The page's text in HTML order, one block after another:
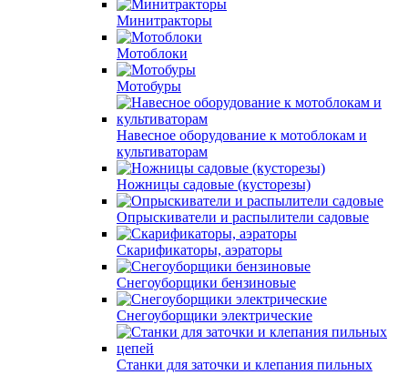
Минитракторы
Мотоблоки
Мотобуры
Навесное оборудование к мотоблокам и
культиваторам
Ножницы садовые (кусторезы)
Опрыскиватели и распылители садовые
Скарификаторы, аэраторы
Снегоуборщики бензиновые
Снегоуборщики электрические
Станки для заточки и клепания пильных